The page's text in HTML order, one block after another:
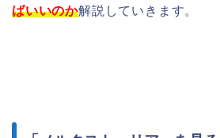
ばいいのか解説していきます。